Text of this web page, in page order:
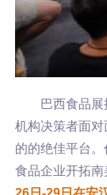
巴西食品展
机构决策者面
的的绝佳平台
食品企业开拓南